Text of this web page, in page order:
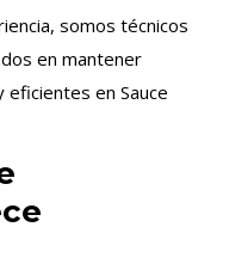
somos técnicos
en mantener
eficientes en Sauce